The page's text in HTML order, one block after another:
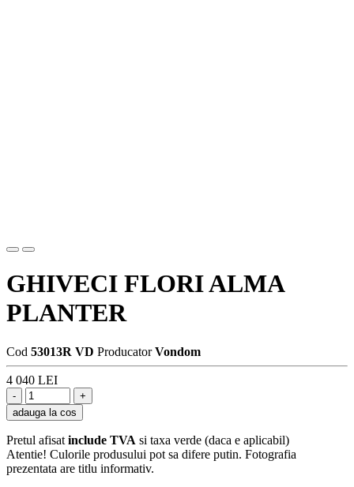
GHIVECI FLORI ALMA
PLANTER
Cod 53013R VD Producator Vondom
4 040 LEI
adauga la cos
Pretul afisat include TVA si taxa verde (daca e aplicabil)
Atentie! Culorile produsului pot sa difere putin. Fotografia
prezentata are titlu informativ.